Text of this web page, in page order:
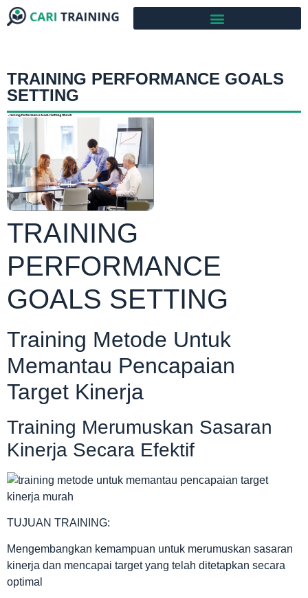
TRAINING PERFORMANCE GOALS
SETTING
TRAINING
PERFORMANCE
GOALS SETTING
Training Metode Untuk
Memantau Pencapaian
Target Kinerja
Training Merumuskan Sasaran
Kinerja Secara Efektif
TUJUAN TRAINING:
Mengembangkan kemampuan untuk merumuskan sasaran
kinerja dan mencapai target yang telah ditetapkan secara
optimal